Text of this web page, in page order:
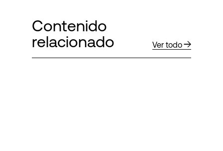
Contenido
relacionado
Ver todo